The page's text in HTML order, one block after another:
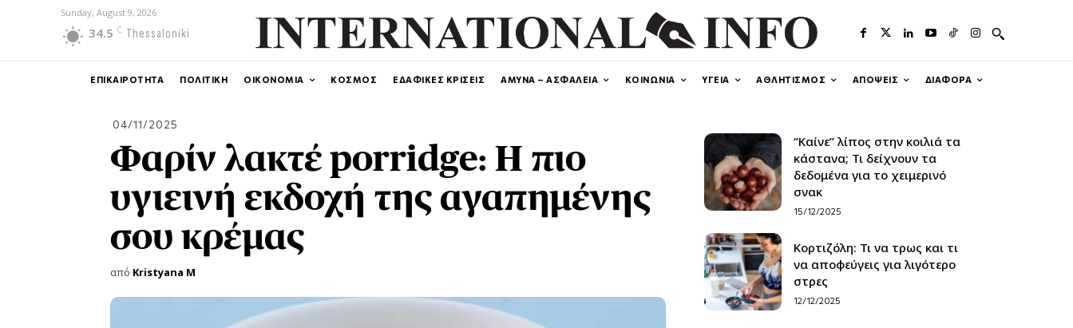
Sunday, August 9, 2026
34.5 C Thessaloniki
ΕΠΙΚΑΙΡΟΤΗΤΑ ΠΟΛΙΤΙΚΗ ΟΙΚΟΝΟΜΙΑ ΚΟΣΜΟΣ ΕΔΑΦΙΚΕΣ ΚΡΙΣΕΙΣ ΑΜΥΝΑ – ΑΣΦΑΛΕΙΑ ΚΟΙΝΩΝΙΑ ΥΓΕΙΑ ΑΘΛΗΤΙΣΜΟΣ ΑΠΟΨΕΙΣ ΔΙΑΦΟΡΑ
04/11/2025
Φαρίν λακτέ porridge: Η πιο
υγιεινή εκδοχή της αγαπημένης
σου κρέμας
από Kristyana M
“Καίνε” λίπος στην κοιλιά τα
κάστανα; Τι δείχνουν τα
δεδομένα για το χειμερινό
σνακ
15/12/2025
Κορτιζόλη: Τι να τρως και τι
να αποφεύγεις για λιγότερο
στρες
12/12/2025